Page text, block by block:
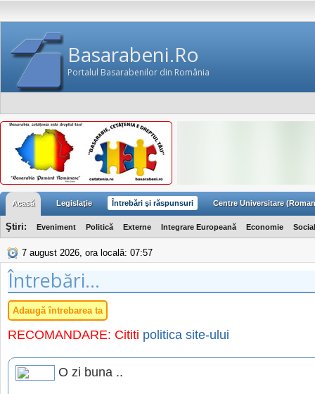
Basarabeni.Ro
Portalul Basarabenilor din România
Acasă Legislaţie Întrebări şi răspunsuri Centre Universitare
Ştiri: Eveniment Politică Externe Integrare Europeană Economie Social
7 august 2026, ora locală: 07:57
Întrebări...
Adaugă întrebarea ta
RECOMANDARE: Cititi politica site-ului
O zi buna ..